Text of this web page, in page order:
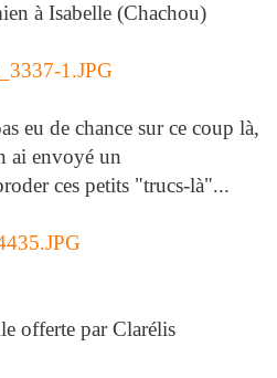
à Isabelle (Chachou)
eu de chance sur ce coup là,
ai envoyé un
ces petits "trucs-là"...
offerte par Clarélis